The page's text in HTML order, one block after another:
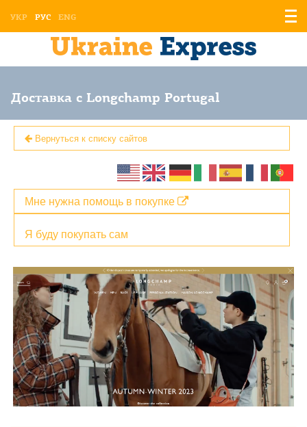
УКР РУС ENG
Доставка с Longchamp Portugal
Вернуться к списку сайтов
Я буду покупать сам
Мне нужна помощь в покупке